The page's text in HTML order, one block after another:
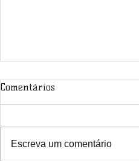
Comentários
Escreva um comentário